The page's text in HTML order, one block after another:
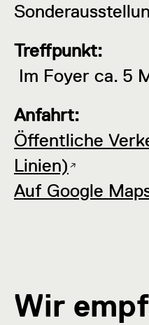
Treffpunkt:
Im Foyer ca. 5
Anfahrt:
Öffentliche
Linien)
Auf Google
Wir